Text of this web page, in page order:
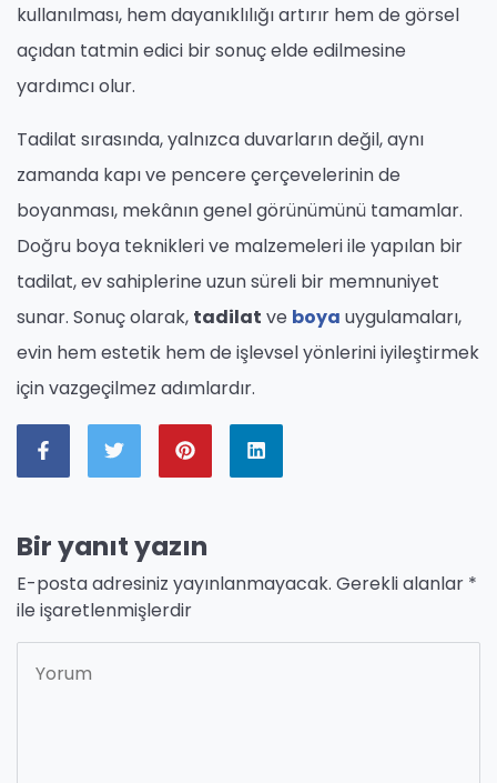
kullanılması, hem dayanıklılığı artırır hem de görsel
açıdan tatmin edici bir sonuç elde edilmesine
yardımcı olur.
Tadilat sırasında, yalnızca duvarların değil, aynı
zamanda kapı ve pencere çerçevelerinin de
boyanması, mekânın genel görünümünü tamamlar.
Doğru boya teknikleri ve malzemeleri ile yapılan bir
tadilat, ev sahiplerine uzun süreli bir memnuniyet
sunar. Sonuç olarak, tadilat ve boya uygulamaları,
evin hem estetik hem de işlevsel yönlerini iyileştirmek
için vazgeçilmez adımlardır.
Bir yanıt yazın
E-posta adresiniz yayınlanmayacak. Gerekli alanlar *
ile işaretlenmişlerdir